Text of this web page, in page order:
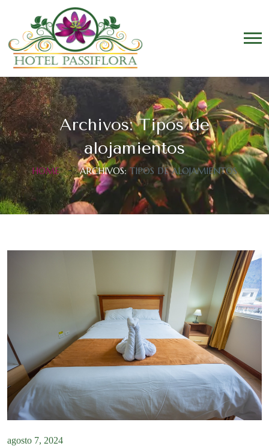
Archivos:Tipos de
alojamientos
HOME ARCHIVOS: TIPOS DE ALOJAMIENTOS
agosto 7, 2024